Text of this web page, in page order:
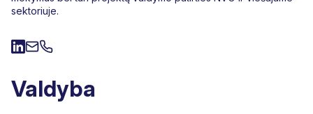
sektoriuje.
Valdyba